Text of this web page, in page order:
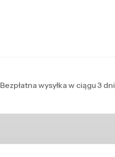
Bezpłatna wysyłka w ciągu 3 dni